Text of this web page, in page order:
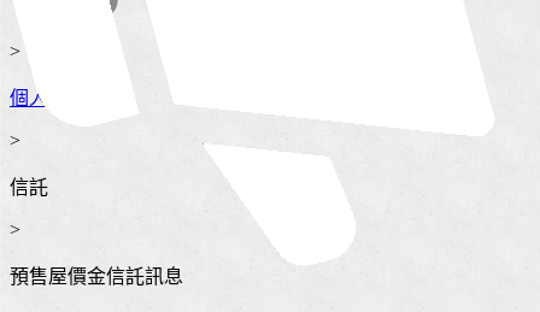
>
個人服務
>
信託
>
預售屋價金信託訊息